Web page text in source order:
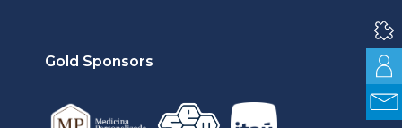
Gold Sponsors